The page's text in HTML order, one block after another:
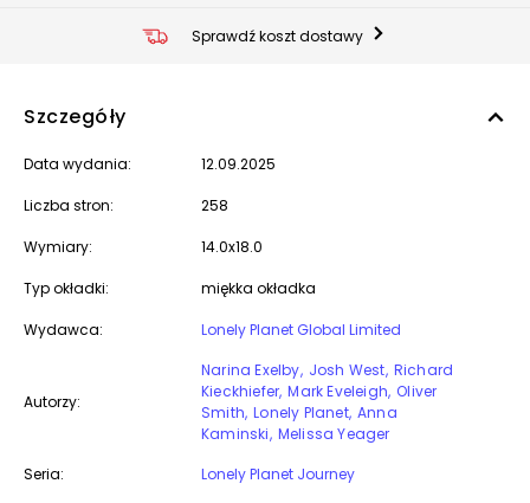
Sprawdź koszt dostawy
Szczegóły
Data wydania: 12.09.2025
Liczba stron: 258
Wymiary: 14.0x18.0
Typ okładki: miękka okładka
Wydawca: Lonely Planet Global Limited
Autorzy:
Narina Exelby Josh West Richard
Kieckhiefer Mark Eveleigh Oliver
Smith Lonely Planet Anna
Kaminski Melissa Yeager
Seria:
Lonely Planet Journey